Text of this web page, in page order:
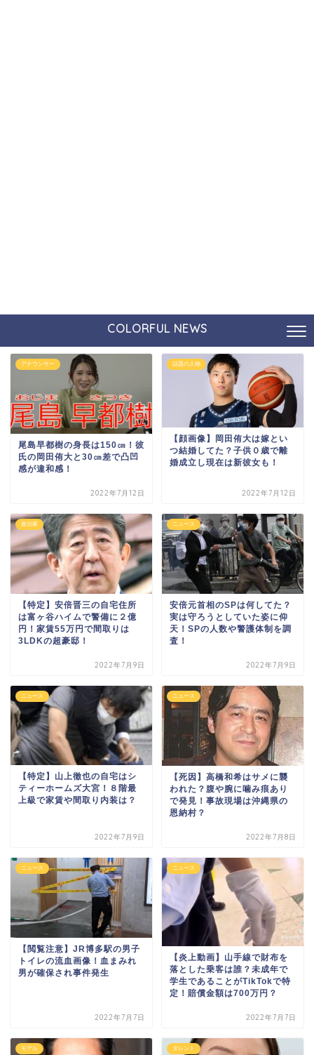
COLORFUL NEWS
アナウンサー
尾島早都樹の身長は150㎝！彼
氏の岡田侑大と30㎝差で凸凹
感が違和感！
2022年7月12日
話題の人物
【顔画像】岡田侑大は嫁とい
つ結婚してた？子供０歳で離
婚成立し現在は新彼女も！
2022年7月12日
政治家
【特定】安倍晋三の自宅住所
は富ヶ谷ハイムで警備に２億
円！家賃55万円で間取りは
3LDKの超豪邸！
2022年7月9日
ニュース
安倍元首相のSPは何してた？
実は守ろうとしていた姿に仰
天！SPの人数や警護体制を調
査！
2022年7月9日
ニュース
【特定】山上徹也の自宅はシ
ティーホームズ大宮！８階最
上級で家賃や間取り内装は？
2022年7月9日
ニュース
【死因】高橋和希はサメに襲
われた？腹や腕に噛み痕あり
で発見！事故現場は沖縄県の
恩納村？
2022年7月8日
ニュース
【閲覧注意】JR博多駅の男子
トイレの流血画像！血まみれ
男が確保され事件発生
2022年7月7日
ニュース
【炎上動画】山手線で財布を
落とした乗客は誰？未成年で
学生であることがTikTokで特
定！賠償金額は700万円？
2022年7月7日
モデル タレント